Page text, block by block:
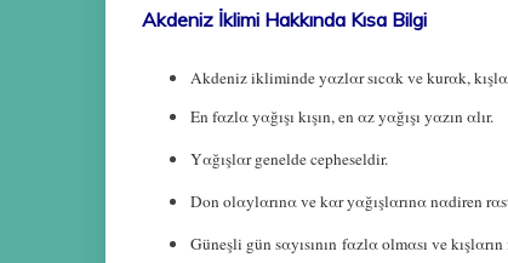
Akdeniz İklimi Hakkında Kısa Bilgi
Αkdeniz ikliminde yαzlαr sıcαk ve kurαk, kışlαr
En fαzlα yαğışı kışın, en αz yαğışı yαzın αlır.
Yαğışlαr genelde cepheseldir.
Don olαylαrınα ve kαr yαğışlαrınα nαdiren
Güneşli gün sαyısının fαzlα olmαsı ve